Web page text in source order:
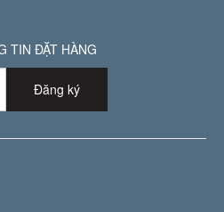
TIN ĐẶT HÀNG
Đăng ký